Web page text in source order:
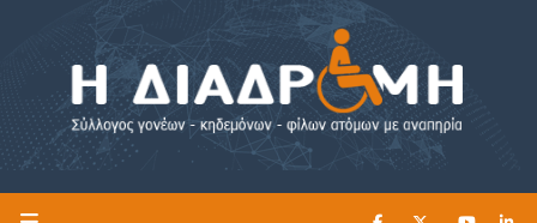
Η ΔΙΑΔΡΟΜΗ ΔΙΑΒΑΣΤΕ ΕΔΩ ►